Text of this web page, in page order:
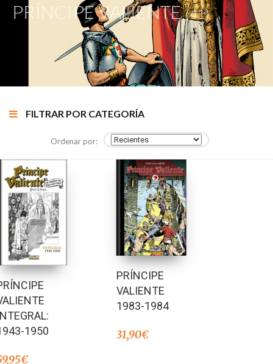
PRÍNCIPE VALIENTE(41)
FILTRAR POR CATEGORÍA
Ordenar por:
1950
€
PRÍNCIPE
VALIENTE
1983-1984
31,90€